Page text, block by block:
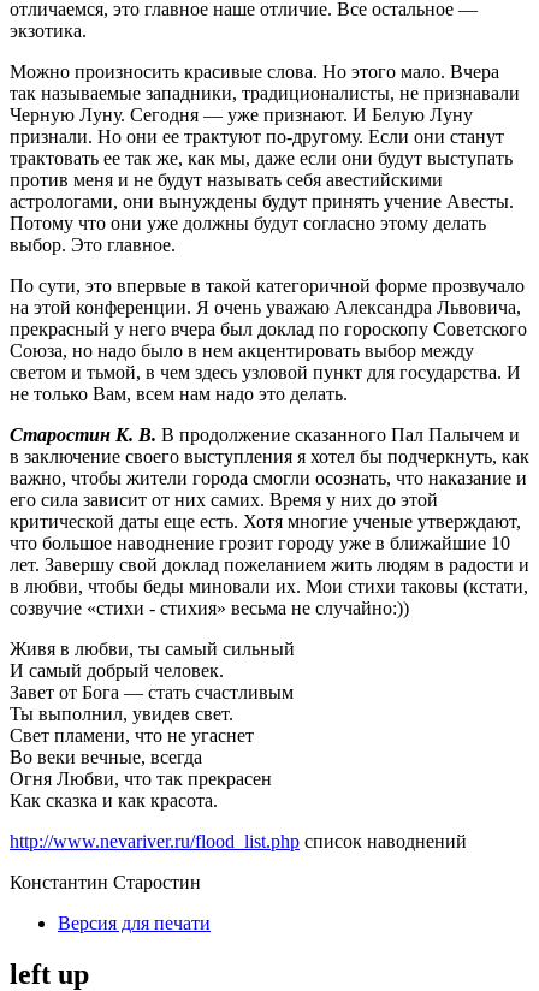
отличаемся, это главное наше отличие. Все остальное —
экзотика.
Можно произносить красивые слова. Но этого мало. Вчера
так называемые западники, традиционалисты, не признавали
Черную Луну. Сегодня — уже признают. И Белую Луну
признали. Но они ее трактуют по-другому. Если они станут
тракто­вать ее так же, как мы, даже если они будут выступать
против меня и не будут называть себя авестийскими
астрологами, они вынуждены будут принять учение Авесты.
Потому что они уже должны будут согласно этому делать
выбор. Это главное.
По сути, это впервые в такой категоричной форме прозвучало
на этой конференции. Я очень уважаю Александра Льво­вича,
прекрасный у него вчера был доклад по гороскопу Советского
Союза, но надо было в нем акцентировать выбор между
светом и тьмой, в чем здесь узловой пункт для государства. И
не только Вам, всем нам надо это делать.
Старостин К. В. В продолжение сказанного Пал Палычем и
в заключение своего выступления я хотел бы подчеркнуть, как
важно, чтобы жители города смогли осознать, что наказание и
его сила зависит от них самих. Время у них до этой
критической даты еще есть. Хотя многие ученые утверждают,
что большое наводнение грозит городу уже в ближайшие 10
лет. Завершу свой доклад пожеланием жить людям в радости и
в любви, чтобы беды миновали их. Мои стихи таковы (кстати,
созвучие «стихи - стихия» весьма не случайно:))
Живя в любви, ты самый сильный
И самый добрый человек.
Завет от Бога — стать счастливым
Ты выполнил, увидев свет.
Свет пламени, что не угаснет
Во веки вечные, всегда
Огня Любви, что так прекрасен
Как сказка и как красота.
http://www.nevariver.ru/flood_list.php список наводнений
Константин Старостин
Версия для печати
left up